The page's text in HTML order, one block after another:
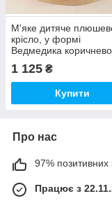
М'яке дитяче
крісло, у формі
Ведмедика
навчання, годування
дитини
1 125 ₴
Купити
Про нас
97% позитивних
Працює з